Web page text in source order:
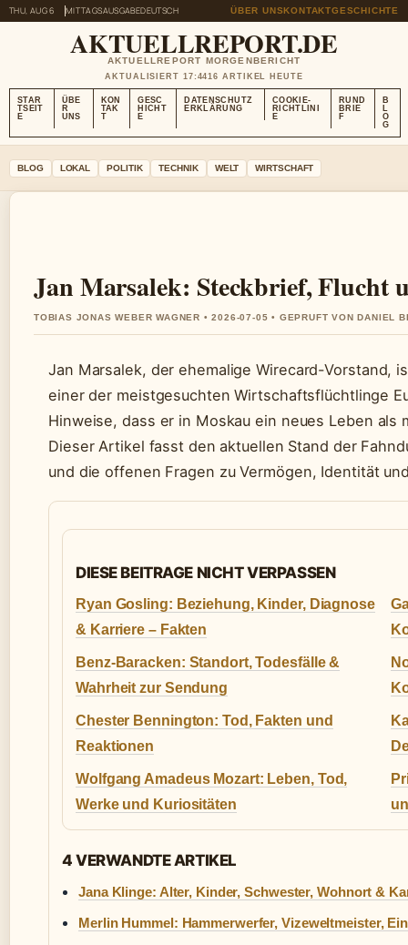
THU, AUG 6 MITTAGSAUSGABEDEUTSCH ÜBER UNSKONTAKTGESCHICHTE
AKTUELLREPORT.DE
AKTUELLREPORT MORGENBERICHT
AKTUALISIERT 17:4416 ARTIKEL HEUTE
STAR
TSEIT
E
ÜBE
R
UNS
KON
TAK
T
GESC
HICHT
E
DATENSCHUTZ
ERKLÄRUNG
COOKIE-
RICHTLINI
E
RUND
BRIE
F
B
L
O
G
BLOG LOKAL POLITIK TECHNIK WELT WIRTSCHAFT
Jan Marsalek: Steckbrief, Flucht
TOBIAS JONAS WEBER WAGNER • 2026-07-05 • GEPRUFT VON DANIEL
Jan Marsalek, der ehemalige Wirecard-Vorstand,
einer der meistgesuchten Wirtschaftsflüchtlinge
Hinweise, dass er in Moskau ein neues Leben
Dieser Artikel fasst den aktuellen Stand der
und die offenen Fragen zu Vermögen, Identität
DIESE BEITRAGE NICHT VERPASSEN
Ryan Gosling: Beziehung, Kinder, Diagnose
& Karriere – Fakten
Benz-Baracken: Standort, Todesfälle &
Wahrheit zur Sendung
Chester Bennington: Tod, Fakten und
Reaktionen
Wolfgang Amadeus Mozart: Leben, Tod,
Werke und Kuriositäten
4 VERWANDTE ARTIKEL
Jana Klinge: Alter, Kinder, Schwester, Wohnort &
Merlin Hummel: Hammerwerfer, Vizeweltmeister,